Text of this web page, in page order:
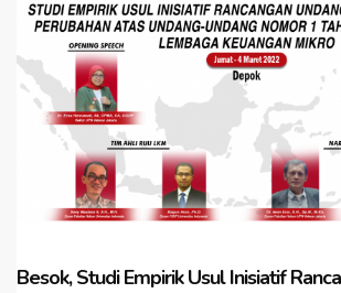
Besok, Studi Empirik Usul Inisiatif